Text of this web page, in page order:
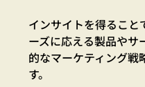
インサイトを得ること
ーズに応える製品やサ
的なマーケティング戦
す。